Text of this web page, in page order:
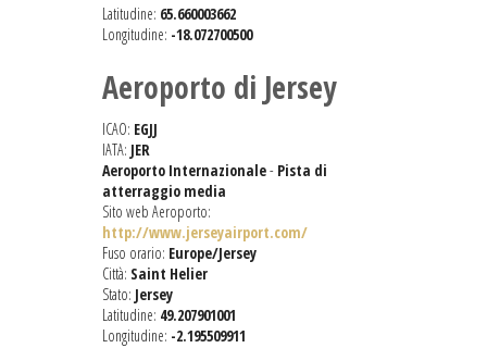
Latitudine: 65.660003662
Longitudine: -18.072700500
Aeroporto di Jersey
ICAO: EGJJ
IATA: JER
Aeroporto Internazionale- Pista di
atterraggio media
Sito web Aeroporto:
http://www.jerseyairport.com/
Fuso orario: Europe/Jersey
Città: Saint Helier
Stato: Jersey
Latitudine: 49.207901001
Longitudine: -2.195509911